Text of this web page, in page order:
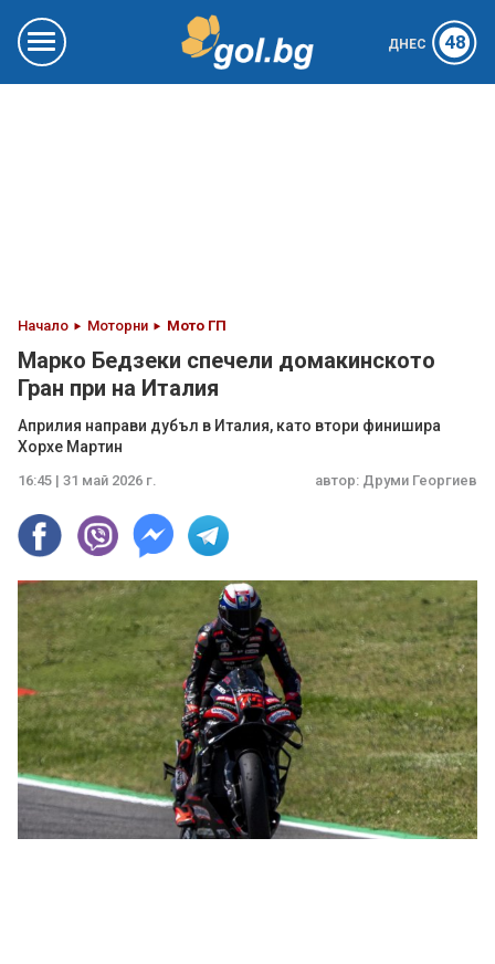
ДНЕС 48
Начало Моторни Мото ГП
Марко Бедзеки спечели домакинското
Гран при на Италия
Априлия направи дубъл в Италия, като втори финишира
Хорхе Мартин
16:45 | 31 май 2026 г. автор: Друми Георгиев